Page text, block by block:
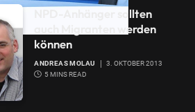
NPD-Anhänger sollten
auch Migranten werden
können
ANDREAS MOLAU
3. OKTOBER 2013
5 MINS READ